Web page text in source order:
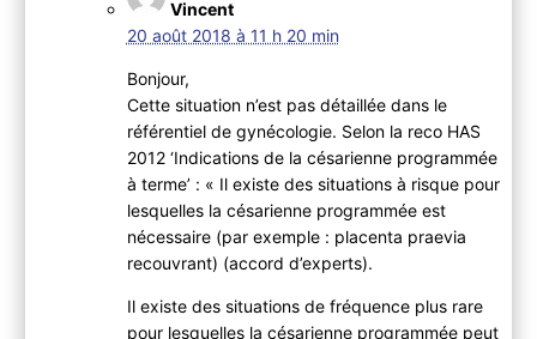
Vincent
20 août 2018 à 11 h 20 min
Bonjour,
Cette situation n’est pas détaillée dans le
référentiel de gynécologie. Selon la reco HAS
2012 ‘Indications de la césarienne programmée
à terme’ : « Il existe des situations à risque pour
lesquelles la césarienne programmée est
nécessaire (par exemple : placenta praevia
recouvrant) (accord d’experts).
Il existe des situations de fréquence plus rare
pour lesquelles la césarienne programmée peut